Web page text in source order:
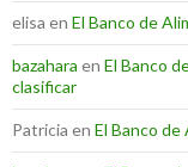
elisa en El Banco de
bazahara en El Banco
clasificar
Patricia en El Banco